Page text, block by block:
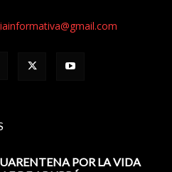
POR LA VIDA